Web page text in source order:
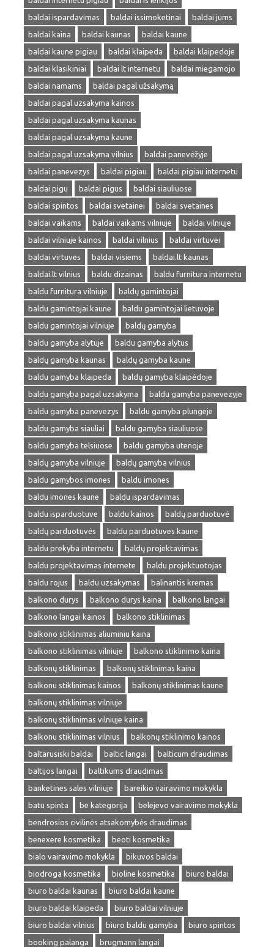
baldai ispardavimas
baldai issimoketinai
baldai jums
baldai kaina
baldai kaunas
baldai kaune
baldai kaune pigiau
baldai klaipeda
baldai klaipedoje
baldai klasikiniai
baldai lt internetu
baldai miegamojo
baldai namams
baldai pagal užsakymą
baldai pagal uzsakyma kainos
baldai pagal uzsakyma kaunas
baldai pagal uzsakyma kaune
baldai pagal uzsakyma vilnius
baldai panevėžyje
baldai panevezys
baldai pigiau
baldai pigiau internetu
baldai pigu
baldai pigus
baldai siauliuose
baldai spintos
baldai svetainei
baldai svetaines
baldai vaikams
baldai vaikams vilniuje
baldai vilniuje
baldai vilniuje kainos
baldai vilnius
baldai virtuvei
baldai virtuves
baldai visiems
baldai.lt kaunas
baldai.lt vilnius
baldu dizainas
baldu furnitura internetu
baldu furnitura vilniuje
baldų gamintojai
baldu gamintojai kaune
baldu gamintojai lietuvoje
baldu gamintojai vilniuje
baldų gamyba
baldu gamyba alytuje
baldu gamyba alytus
baldų gamyba kaunas
baldų gamyba kaune
baldu gamyba klaipeda
baldų gamyba klaipėdoje
baldu gamyba pagal uzsakyma
baldu gamyba panevezyje
baldu gamyba panevezys
baldu gamyba plungeje
baldu gamyba siauliai
baldu gamyba siauliuose
baldu gamyba telsiuose
baldu gamyba utenoje
baldų gamyba vilniuje
baldų gamyba vilnius
baldu gamybos imones
baldu imones
baldu imones kaune
baldu ispardavimas
baldu isparduotuve
baldu kainos
baldų parduotuvė
baldų parduotuvės
baldu parduotuves kaune
baldu prekyba internetu
baldų projektavimas
baldu projektavimas internete
baldu projektuotojas
baldu rojus
baldu uzsakymas
balinantis kremas
balkono durys
balkono durys kaina
balkono langai
balkono langai kainos
balkono stiklinimas
balkono stiklinimas aliuminiu kaina
balkono stiklinimas vilniuje
balkono stiklinimo kaina
balkonų stiklinimas
balkonų stiklinimas kaina
balkonu stiklinimas kainos
balkonų stiklinimas kaune
balkonų stiklinimas vilniuje
balkonų stiklinimas vilniuje kaina
balkonu stiklinimas vilnius
balkonų stiklinimo kainos
baltarusiski baldai
baltic langai
balticum draudimas
baltijos langai
baltikums draudimas
banketines sales vilniuje
bareikio vairavimo mokykla
batu spinta
be kategorija
belejevo vairavimo mokykla
bendrosios civilinės atsakomybės draudimas
benexere kosmetika
beoti kosmetika
bialo vairavimo mokykla
bikuvos baldai
biodroga kosmetika
bioline kosmetika
biuro baldai
biuro baldai kaunas
biuro baldai kaune
biuro baldai klaipeda
biuro baldai vilniuje
biuro baldai vilnius
biuro baldu gamyba
biuro spintos
booking palanga
brugmann langai